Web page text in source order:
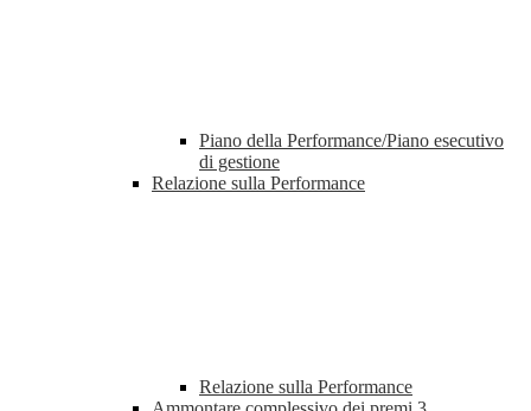
Piano della Performance/Piano esecutivo
di gestione
Relazione sulla Performance
Relazione sulla Performance